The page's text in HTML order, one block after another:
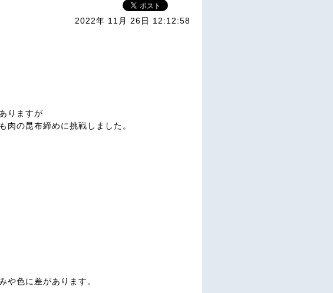
2022年 11月 26日 12:12:58
りますが
肉の昆布締めに挑戦しました。
や色に差があります。